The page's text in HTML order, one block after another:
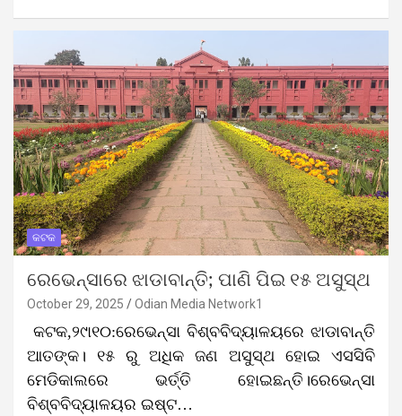
କଟକ
ରେଭେନ୍ସାରେ ଝାଡାବାନ୍ତି; ପାଣି ପିଇ ୧୫ ଅସୁସ୍ଥ
October 29, 2025 Odian Media Network1
କଟକ,୨୯ା୧୦:ରେଭେନ୍ସା ବିଶ୍ବବିଦ୍ୟାଳୟରେ ଝାଡାବାନ୍ତି
ଆତଙ୍କ। ୧୫ ରୁ ଅଧିକ ଜଣ ଅସୁସ୍ଥ ହୋଇ ଏସସିବି
ମେଡିକାଲରେ ଭର୍ତ୍ତି ହୋଇଛନ୍ତି।ରେଭେନ୍ସା
ବିଶ୍ବବିଦ୍ୟାଳୟର ଇଷ୍ଟ…